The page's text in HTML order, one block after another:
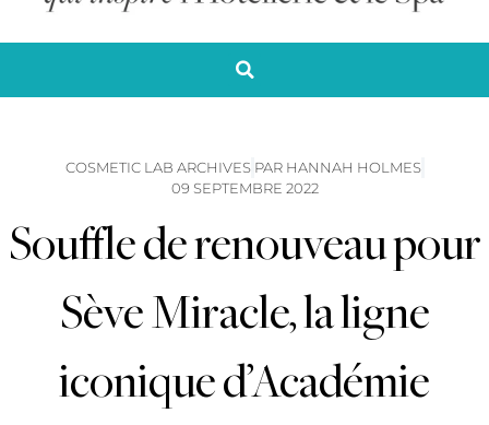
COSMETIC LAB ARCHIVES PARHANNAH HOLMES
09 SEPTEMBRE 2022
Souffle de renouveau pour
Sève Miracle, la ligne
iconique d’Académie